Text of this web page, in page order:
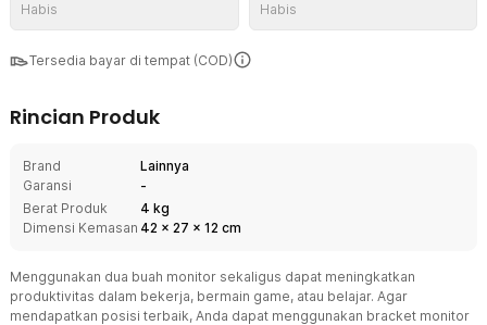
Habis Habis
Tersedia bayar di tempat (COD)
Rincian Produk
Brand
Lainnya
Garansi
-
Berat Produk
4 kg
Dimensi Kemasan 42 x 27 x 12 cm
Menggunakan dua buah monitor sekaligus dapat meningkatkan
produktivitas dalam bekerja, bermain game, atau belajar. Agar
mendapatkan posisi terbaik, Anda dapat menggunakan bracket monitor